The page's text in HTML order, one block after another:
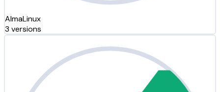
AlmaLinux
3 versions